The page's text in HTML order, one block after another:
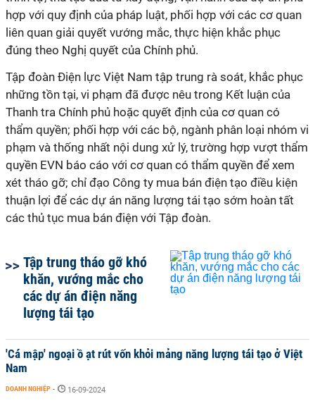
hợp với quy định của pháp luật, phối hợp với các cơ quan
liên quan giải quyết vướng mắc, thực hiện khắc phục
đúng theo Nghị quyết của Chính phủ.
Tập đoàn Điện lực Việt Nam tập trung rà soát, khắc phục
những tồn tại, vi phạm đã được nêu trong Kết luận của
Thanh tra Chính phủ hoặc quyết định của cơ quan có
thẩm quyền; phối hợp với các bộ, ngành phân loại nhóm vi
phạm và thống nhất nội dung xử lý, trường hợp vượt thẩm
quyền EVN báo cáo với cơ quan có thẩm quyền để xem
xét tháo gỡ; chỉ đạo Công ty mua bán điện tạo điều kiện
thuận lợi để các dự án năng lượng tái tạo sớm hoàn tất
các thủ tục mua bán điện với Tập đoàn.
Tập trung tháo gỡ khó
khăn, vướng mắc cho
các dự án điện năng
lượng tái tạo
'Cá mập' ngoại ồ ạt rút vốn khỏi mảng năng lượng tái tạo ở Việt
Nam
DOANH NGHIỆP - 16-09-2024